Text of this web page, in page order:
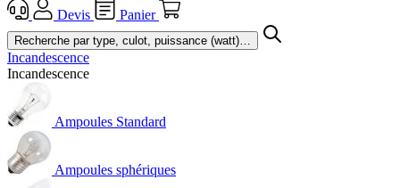
Devis Panier
Incandescence
Incandescence
Ampoules Standard
Ampoules sphériques